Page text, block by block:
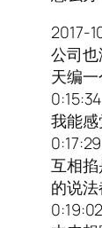
2017-
公司
天编
0:15:34
我能
0:17:29
互相
的说法
0:19:02